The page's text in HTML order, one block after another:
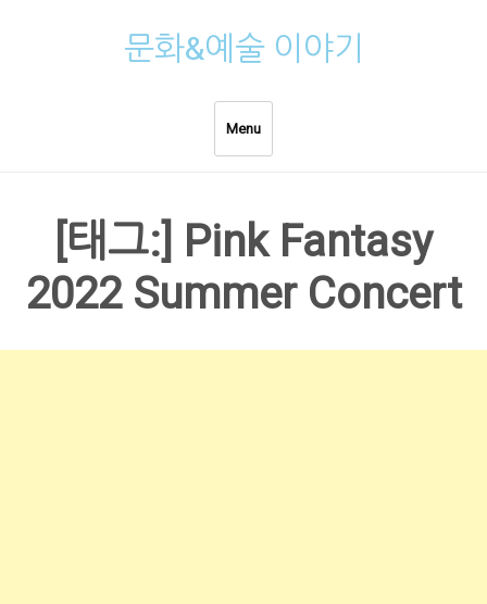
문화&예술 이야기
Menu
[태그:]
Pink Fantasy
2022 Summer Concert